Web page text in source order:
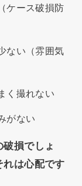
ケース破損防
ない（雰囲気
く撮れない
がない
損でしょ
れは心配です